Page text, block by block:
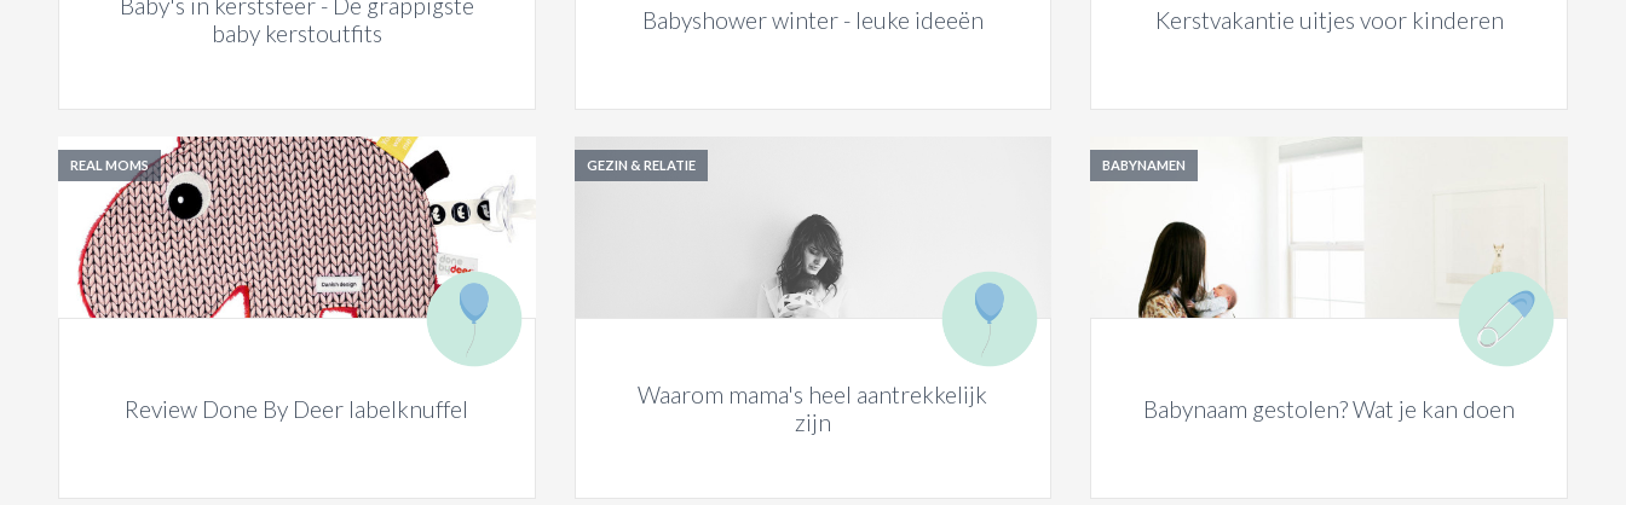
baby kerstoutfits
Babyshower winter - leuke ideeën Kerstvakantie uitjes voor kinderen
REAL MOMS
Review Done By Deer labelknuffel
GEZIN & RELATIE
Waarom mama's heel aantrekkelijk
zijn
BABYNAMEN
Babynaam gestolen? Wat je kan doen